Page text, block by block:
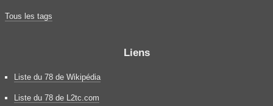
Tous les tags
Liens
Liste du 78 de Wikipédia
Liste du 78 de L2tc.com